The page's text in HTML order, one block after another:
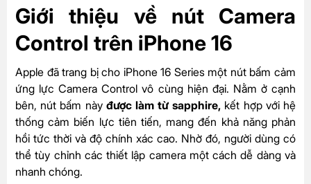
Giới thiệu về nút Camera
Control trên iPhone 16
Apple đã trang bị cho iPhone 16 Series một nút bấm cảm
ứng lực Camera Control vô cùng hiện đại. Nằm ở cạnh
bên, nút bấm nàyđược làm từ sapphire, kết hợp với hệ
thống cảm biến lực tiên tiến, mang đến khả năng phản
hồi tức thời và độ chính xác cao. Nhờ đó, người dùng có
thể tùy chỉnh các thiết lập camera một cách dễ dàng và
nhanh chóng.